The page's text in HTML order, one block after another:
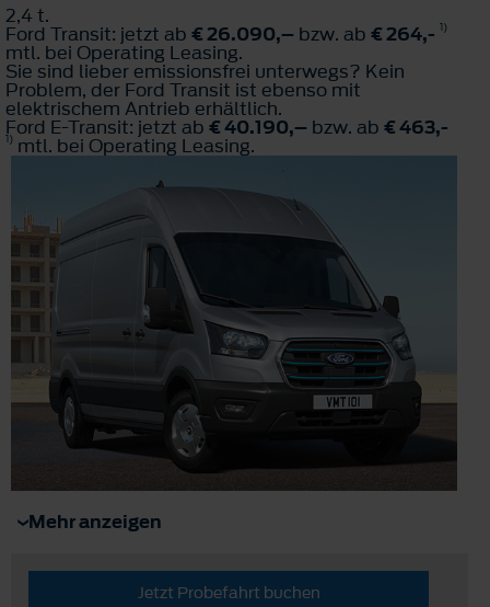
2,4 t.
Ford Transit: jetzt ab € 26.090,– bzw. ab € 264,- 1)
mtl. bei Operating Leasing.
Sie sind lieber emissionsfrei unterwegs? Kein
Problem, der Ford Transit ist ebenso mit
elektrischem Antrieb erhältlich.
Ford E-Transit: jetzt ab € 40.190,– bzw. ab € 463,-
1) mtl. bei Operating Leasing.
Mehr anzeigen
Jetzt Probefahrt buchen